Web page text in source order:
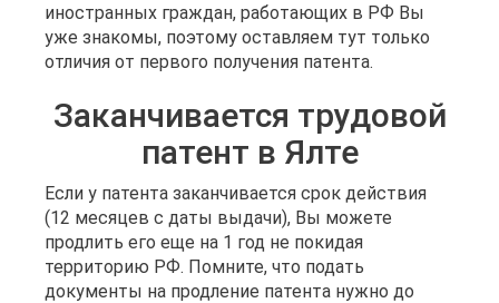
иностранных граждан, работающих в РФ Вы
уже знакомы, поэтому оставляем тут только
отличия от первого получения патента.
Заканчивается трудовой
патент в Ялте
Если у патента заканчивается срок действия
(12 месяцев с даты выдачи), Вы можете
продлить его еще на 1 год не покидая
территорию РФ. Помните, что подать
документы на продление патента нужно до